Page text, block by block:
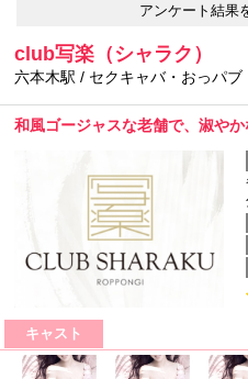
アンケート結果
club写楽（シャラク）
六本木駅 / セクキャバ・おっパブ
和風ゴージャスな老舗で、淑や
キャスト